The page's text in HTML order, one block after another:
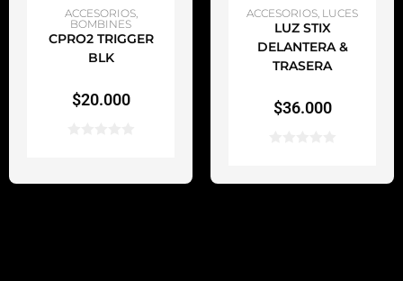
AÑADIR AL CARRITO
ACCESORIOS,
BOMBINES
CPRO2 TRIGGER
BLK
$20.000
AÑADIR AL CARRITO
ACCESORIOS LUCES
LUZ STIX
DELANTERA &
TRASERA
$36.000